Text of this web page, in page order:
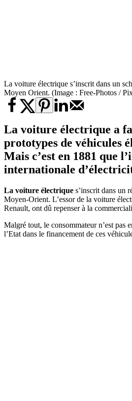
La voiture électrique s’inscrit dans un
Moyen Orient. (Image : Free-Photos /
La voiture électrique a
prototypes de véhicules
Mais c’est en 1881 que
internationale
La voiture électrique s’inscrit dans un
Moyen-Orient. L’essor de la voiture
Renault, ont dû repenser à la
Malgré tout, le consommateur n’est pas
l’Etat dans le financement de ces